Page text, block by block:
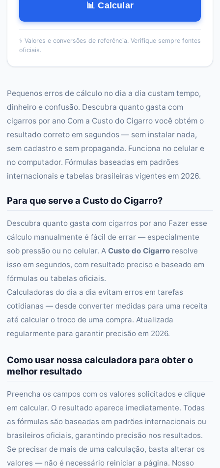
📊 Calcular
⚕️ Valores e conversões de referência. Verifique sempre fontes
oficiais.
Pequenos erros de cálculo no dia a dia custam tempo,
dinheiro e confusão. Descubra quanto gasta com
cigarros por ano Com a Custo do Cigarro você obtém o
resultado correto em segundos — sem instalar nada,
sem cadastro e sem propaganda. Funciona no celular e
no computador. Fórmulas baseadas em padrões
internacionais e tabelas brasileiras vigentes em 2026.
Para que serve a Custo do Cigarro?
Descubra quanto gasta com cigarros por ano Fazer esse
cálculo manualmente é fácil de errar — especialmente
sob pressão ou no celular. A Custo do Cigarro resolve
isso em segundos, com resultado preciso e baseado em
fórmulas ou tabelas oficiais.
Calculadoras do dia a dia evitam erros em tarefas
cotidianas — desde converter medidas para uma receita
até calcular o troco de uma compra. Atualizada
regularmente para garantir precisão em 2026.
Como usar nossa calculadora para obter o
melhor resultado
Preencha os campos com os valores solicitados e clique
em calcular. O resultado aparece imediatamente. Todas
as fórmulas são baseadas em padrões internacionais ou
brasileiros oficiais, garantindo precisão nos resultados.
Se precisar de mais de uma calculação, basta alterar os
valores — não é necessário reiniciar a página. Nosso